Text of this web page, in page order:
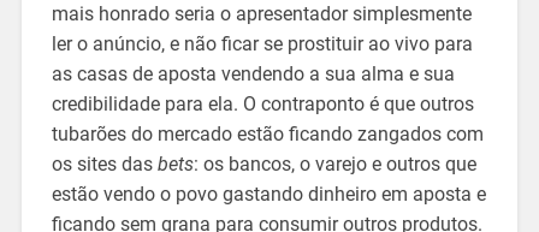
mais honrado seria o apresentador simplesmente
ler o anúncio, e não ficar se prostituir ao vivo para
as casas de aposta vendendo a sua alma e sua
credibilidade para ela. O contraponto é que outros
tubarões do mercado estão ficando zangados com
os sites das bets: os bancos, o varejo e outros que
estão vendo o povo gastando dinheiro em aposta e
ficando sem grana para consumir outros produtos.